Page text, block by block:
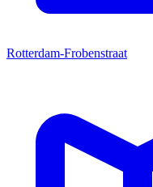
Rotterdam-Frobenstraat